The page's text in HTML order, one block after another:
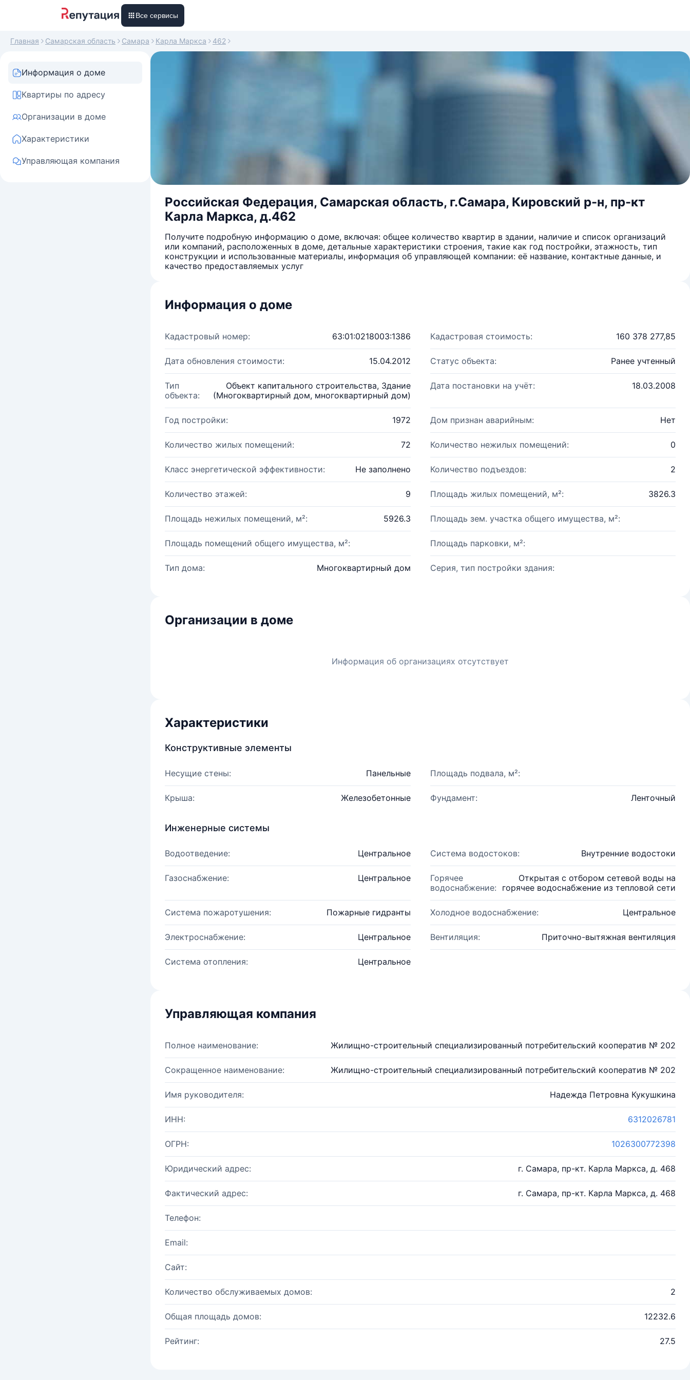
Все сервисы
Главная Самарская область Самара Карла Маркса 462
Информация о доме
Квартиры по адресу
Организации в доме
Характеристики
Управляющая компания
Российская Федерация, Самарская область, г.Самара, Кировский р-н, пр-кт
Карла Маркса, д.462
Получите подробную информацию о доме, включая: общее количество квартир в здании, наличие и список организаций
или компаний, расположенных в доме, детальные характеристики строения, такие как год постройки, этажность, тип
конструкции и использованные материалы, информация об управляющей компании: её название, контактные данные, и
качество предоставляемых услуг
Информация о доме
Кадастровый номер: 63:01:0218003:1386 Кадастровая стоимость: 160 378 277,85
Дата обновления стоимости: 15.04.2012 Статус объекта: Ранее учтенный
Тип
объекта:
Объект капитального строительства, Здание
(Многоквартирный дом, многоквартирный дом)
Дата постановки на учёт: 18.03.2008
Год постройки: 1972 Дом признан аварийным: Нет
Количество жилых помещений: 72 Количество нежилых помещений: 0
Класс энергетической эффективности: Не заполнено Количество подъездов: 2
Количество этажей: 9 Площадь жилых помещений, м²: 3826.3
Площадь нежилых помещений, м²: 5926.3 Площадь зем. участка общего имущества, м²:
Площадь помещений общего имущества, м²: Площадь парковки, м²:
Тип дома: Многоквартирный дом Серия, тип постройки здания:
Организации в доме
Информация об организациях отсутствует
Характеристики
Конструктивные элементы
Несущие стены: Панельные Площадь подвала, м²:
Крыша: Железобетонные Фундамент: Ленточный
Инженерные системы
Водоотведение: Центральное Система водостоков: Внутренние водостоки
Газоснабжение: Центральное
Горячее
водоснабжение:
Открытая с отбором сетевой воды на
горячее водоснабжение из тепловой сети
Система пожаротушения: Пожарные гидранты Холодное водоснабжение: Центральное
Электроснабжение: Центральное Вентиляция: Приточно-вытяжная вентиляция
Система отопления: Центральное
Управляющая компания
Полное наименование: Жилищно-строительный специализированный потребительский кооператив № 202
Сокращенное наименование: Жилищно-строительный специализированный потребительский кооператив № 202
Имя руководителя: Надежда Петровна Кукушкина
ИНН: 6312026781
ОГРН: 1026300772398
Юридический адрес: г. Самара, пр-кт. Карла Маркса, д. 468
Фактический адрес: г. Самара, пр-кт. Карла Маркса, д. 468
Телефон:
Email:
Сайт:
Количество обслуживаемых домов: 2
Общая площадь домов: 12232.6
Рейтинг: 27.5